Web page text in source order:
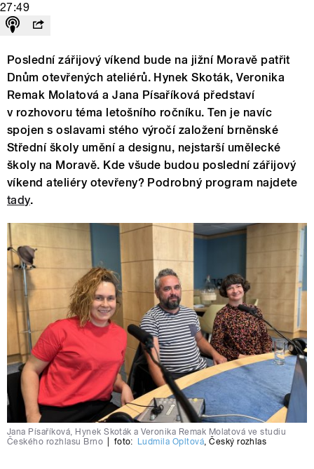
27:49
Poslední zářijový víkend bude na jižní Moravě patřit
Dnům otevřených ateliérů. Hynek Skoták, Veronika
Remak Molatová a Jana Písaříková představí
v rozhovoru téma letošního ročníku. Ten je navíc
spojen s oslavami stého výročí založení brněnské
Střední školy umění a designu, nejstarší umělecké
školy na Moravě. Kde všude budou poslední zářijový
víkend ateliéry otevřeny? Podrobný program najdete
tady.
Jana Písaříková, Hynek Skoták a Veronika Remak Molatová ve studiu
Českého rozhlasu Brno
foto: Ludmila Opltová,Český rozhlas